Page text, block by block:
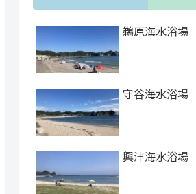
鵜原海水浴場
守谷海水浴場
興津海水浴場